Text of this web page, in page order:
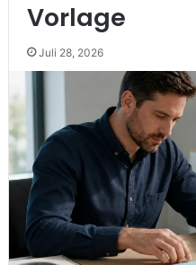
Vorlage
Juli 28, 2026